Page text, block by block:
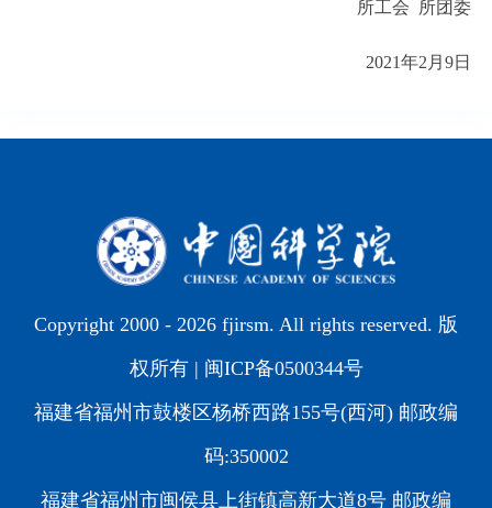
所工会 所团委
2021年2 月 9日
Copyright 2000 - 2026 fjirsm. All rights reserved. 版
权所有 | 闽ICP备0500344号
福建省福州市鼓楼区杨桥西路155号(西河) 邮政编
码:350002
福建省福州市闽侯县上街镇高新大道8号 邮政编